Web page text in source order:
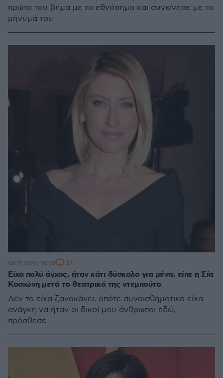
πρώτο του βήμα με το εθνόσημο και συγκίνησε με το
μήνυμά του
Είχα πολύ άγχος, ήταν κάτι δύσκολο για μένα, είπε η Σία
Κοσιώνη μετά το θεατρικό της ντεμπούτο
Δεν το είχα ξανακάνει, οπότε συναισθηματικά είχα
ανάγκη να ήταν οι δικοί μου άνθρωποι εδώ,
πρόσθεσε
08.11.2025, 10:32 21